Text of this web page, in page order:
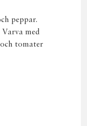
peppar.
med
tomater